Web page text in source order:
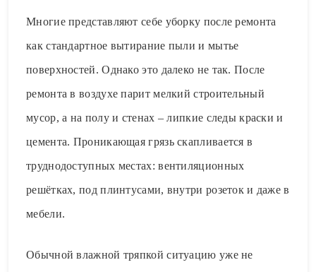
Многие представляют себе уборку после ремонта
как стандартное вытирание пыли и мытье
поверхностей. Однако это далеко не так. После
ремонта в воздухе парит мелкий строительный
мусор, а на полу и стенах – липкие следы краски и
цемента. Проникающая грязь скапливается в
труднодоступных местах: вентиляционных
решётках, под плинтусами, внутри розеток и даже в
мебели.
Обычной влажной тряпкой ситуацию уже не